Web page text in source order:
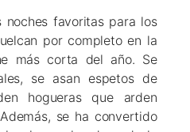
noches favoritas para los
por completo en la
más corta del año. Se
se asan espetos de
hogueras que arden
se ha convertido